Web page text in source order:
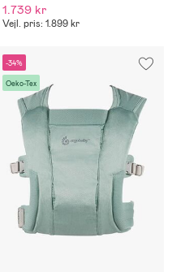
1.739 kr
Vejl. pris: 1.899 kr
-34%
Oeko-Tex